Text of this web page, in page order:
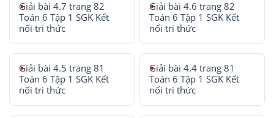
Giải bài 4.7 trang 82
Toán 6 Tập 1 SGK Kết
nối tri thức
Giải bài 4.6 trang 82
Toán 6 Tập 1 SGK Kết
nối tri thức
Giải bài 4.5 trang 81
Toán 6 Tập 1 SGK Kết
nối tri thức
Giải bài 4.4 trang 81
Toán 6 Tập 1 SGK Kết
nối tri thức